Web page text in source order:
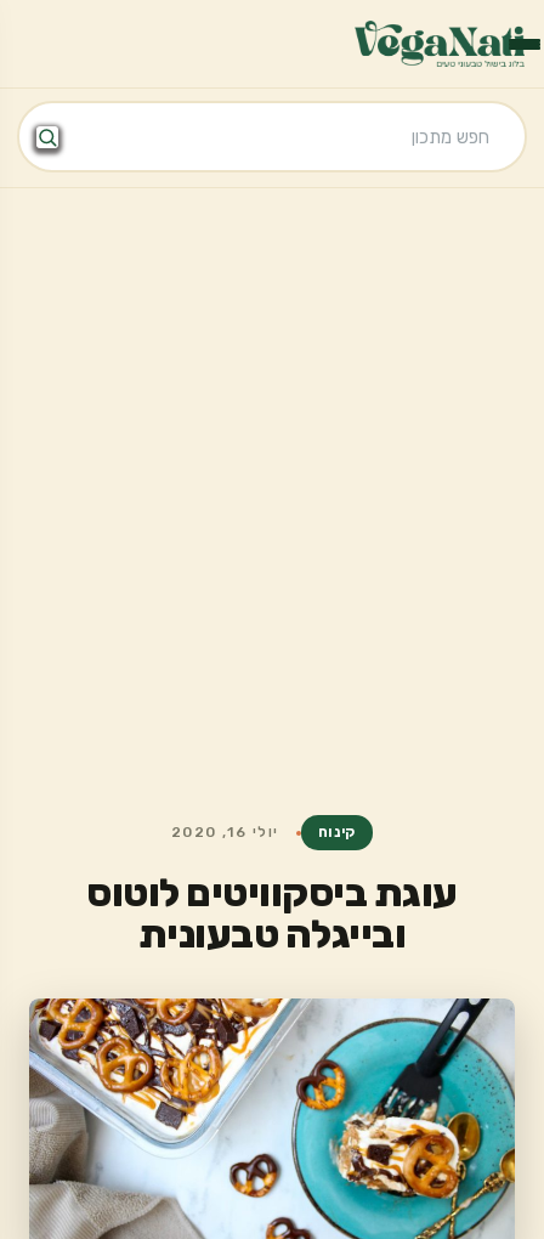
קינוח יולי 16, 2020
עוגת ביסקוויטים לוטוס
ובייגלה טבעונית